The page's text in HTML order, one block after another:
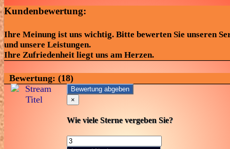
Kundenbewertung:
Ihre Meinung ist uns wichtig. Bitte bewerten Sie unseren
und unsere Leistungen.
Ihre Zufriedenheit liegt uns am Herzen.
Bewertung: (18)
Bewertung abgeben
×
Wie viele Sterne vergeben Sie?